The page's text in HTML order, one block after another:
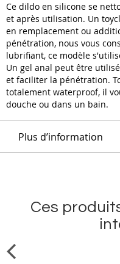
Ce dildo en silicone se
et après utilisation. Un
en remplacement ou
pénétration, nous vous
lubrifiant, ce modèle
Un gel anal peut être
et faciliter la pénétration.
totalement waterproof, il
douche ou dans un bain.
Plus d’information
Ces